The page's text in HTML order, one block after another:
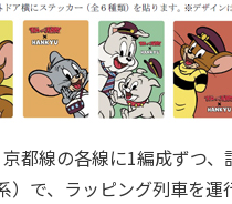
都線の各線に1編成ずつ、
）で、ラッピング列車を運